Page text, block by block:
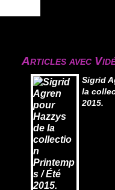
Articles avec
Sigrid
la
2015.